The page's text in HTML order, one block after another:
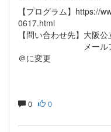
【プログラム】https://
0617.html
【問い合わせ先】大阪
メールアドレ
＠に変更
0 0